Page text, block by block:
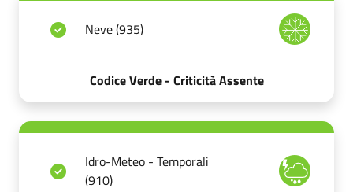
Neve (935)
Codice Verde - Criticità Assente
Idro-Meteo - Temporali
(910)